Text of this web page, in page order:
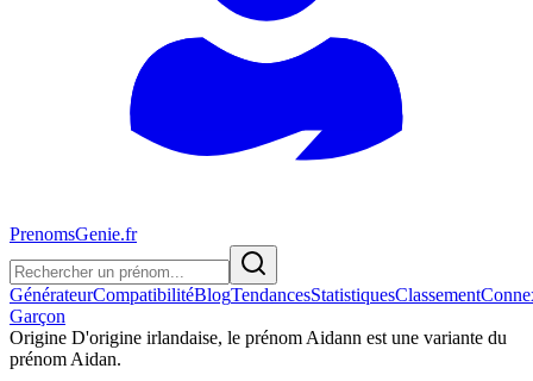
PrenomsGenie.fr
GénérateurCompatibilitéBlogTendancesStatistiquesClassement
Garçon
Origine D'origine irlandaise, le prénom Aidann est une variante du
prénom Aidan.